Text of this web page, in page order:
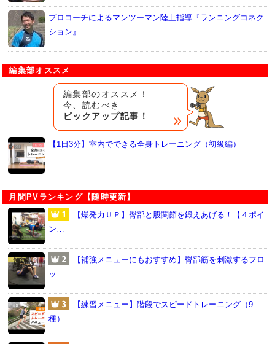
プロコーチによるマンツーマン陸上指導『ランニングコネク
ション』
編集部オススメ
編集部のオススメ！
今、読むべき
ピックアップ記事！
【1日3分】室内でできる全身トレーニング（初級編）
月間PVランキング【随時更新】
【爆発力ＵＰ】臀部と股関節を鍛えあげる！【４ポイ
ン…
【補強メニューにもおすすめ】臀部筋を刺激するフロ
ッ…
【練習メニュー】階段でスピードトレーニング（9
種）